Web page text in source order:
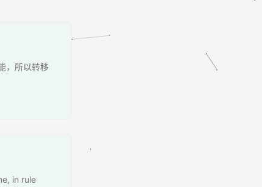
，所以转移
in rule